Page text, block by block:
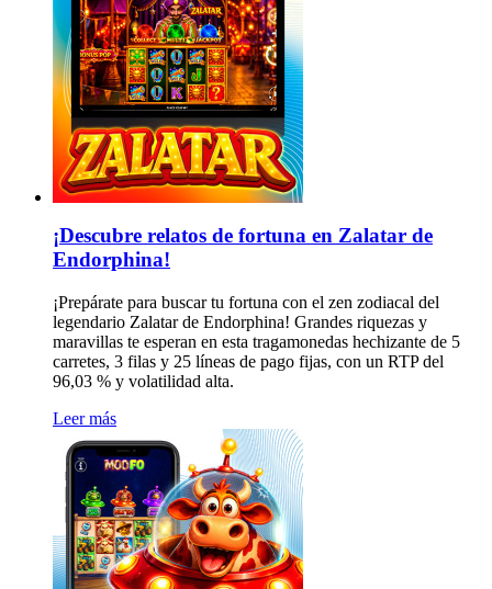
¡Descubre relatos de fortuna en Zalatar de
Endorphina!
¡Prepárate para buscar tu fortuna con el zen zodiacal del
legendario Zalatar de Endorphina! Grandes riquezas y
maravillas te esperan en esta tragamonedas hechizante de 5
carretes, 3 filas y 25 líneas de pago fijas, con un RTP del
96,03 % y volatilidad alta.
Leer más